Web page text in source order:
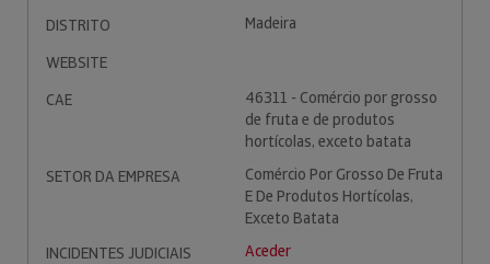
DISTRITO
Madeira
WEBSITE
CAE
46311 - Comércio por grosso
de fruta e de produtos
hortícolas, exceto batata
SETOR DA EMPRESA
Comércio Por Grosso De Fruta
E De Produtos Hortícolas,
Exceto Batata
INCIDENTES JUDICIAIS
Aceder